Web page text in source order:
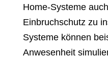
Home-Systeme
Einbruchschutz zu
Systeme können
Anwesenheit